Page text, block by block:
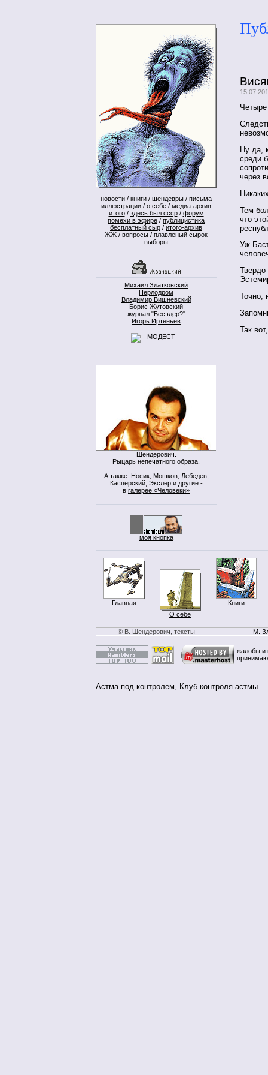
новости / книги / шендевры / письма
иллюстрации / о себе / медиа-архив
итого/ здесь был ссср/ форум
помехи в эфире / публицистика
бесплатный сыр / итого-архив
ЖЖ / вопросы / плавленый сырок
выборы
Михаил Златковский
Перлодром
Владимир Вишневский
Борис Жутовский
журнал "Бесэдер?"
Игорь Иртеньев
Шендерович.
Рыцарь непечатного образа.
А также: Носик, Мошков, Лебедев,
Касперский, Экслер и другие -
в галерее «Человеки»
моя кнопка
Ну да,
среди
через
Тем
что
Уж
Твердо
Точно,
Так
Главная
О себе
Книги
© В. Шендерович, тексты М.
жалобы и
Астма под контролем, Клуб контроля астмы.